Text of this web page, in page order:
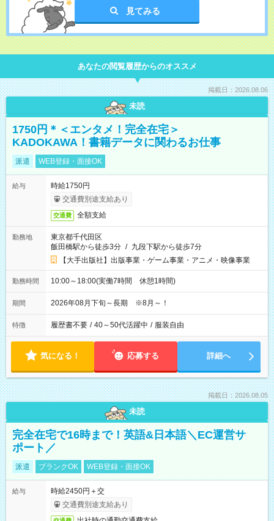
見てみる
あなたの閲覧履歴からのオススメ
掲載日：2026.08.06
未読
1750円＊＜エンタメ！完全在宅＞
KADOKAWA！書籍データに関わるお仕事
派遣 WEB登録・面接OK
給与
時給1750円
交通費別途支給あり
交通費 全額支給
勤務地
東京都千代田区
飯田橋駅から徒歩3分 / 九段下駅から徒歩7分
【大手出版社】出版事業・ゲーム事業・アニメ・映像事業
勤務時間 10:00～18:00(実働7時間 休憩1時間)
期間 2026年08月下旬～長期 ※8月～！
特徴 履歴書不要 / 40～50代活躍中 / 服装自由
気になる！ 応募する 詳細へ
掲載日：2026.08.05
未読
完全在宅で16時まで！英語&日本語＼EC運営サ
ポート／
派遣 ブランクOK WEB登録・面接OK
給与
時給2450円＋交
交通費別途支給あり